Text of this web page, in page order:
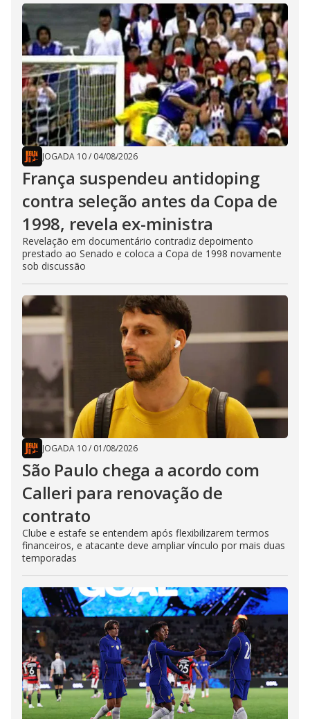
JOGADA 10/ 04/08/2026
França suspendeu antidoping
contra seleção antes da Copa de
1998, revela ex-ministra
Revelação em documentário contradiz depoimento
prestado ao Senado e coloca a Copa de 1998 novamente
sob discussão
JOGADA 10/ 01/08/2026
São Paulo chega a acordo com
Calleri para renovação de
contrato
Clube e estafe se entendem após flexibilizarem termos
financeiros, e atacante deve ampliar vínculo por mais duas
temporadas